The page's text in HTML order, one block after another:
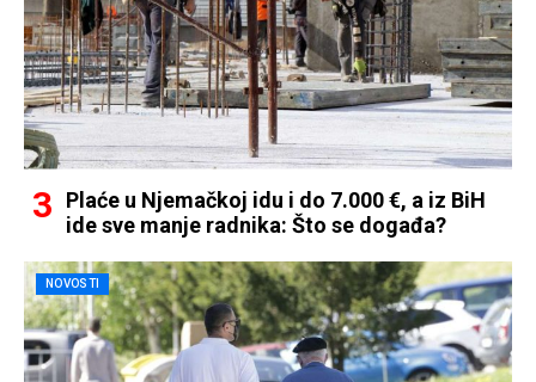
Plaće u Njemačkoj idu i do 7.000 €, a iz BiH
ide sve manje radnika: Što se događa?
NOVOSTI